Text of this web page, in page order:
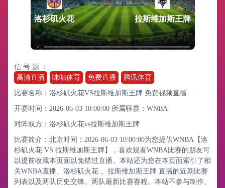
洛杉矶火花 拉斯维加斯王牌
信 号 源 ：
高清直播
咪咕体育 免费直播 腾讯体育
比赛名称：洛杉矶火花VS拉斯维加斯王牌 免费视频直播
开赛时间：2026-06-03 10:00:00 所属联赛： WNBA
对阵双方：洛杉矶火花vs拉斯维加斯王牌
比赛简介：北京时间：2026-06-03 10:00:00为您提供WNBA【洛
杉矶火花 VS 拉斯维加斯王牌】，喜欢观看WNBA比赛的朋友可
以提前收藏本页面以免错过直播。本站还为您在本页面索引了相
关WNBA直播、洛杉矶火花 、拉斯维加斯王牌 直播的近期比赛
列表以及两队历史交锋、两队最新比赛赛程。本站不参与制作、